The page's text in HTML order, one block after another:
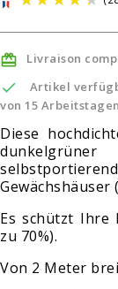
 Livraison

Artikel
von 15
Diese
Gewächshäuser
Es schützt Ihre
zu 70%).
Von 2 Meter